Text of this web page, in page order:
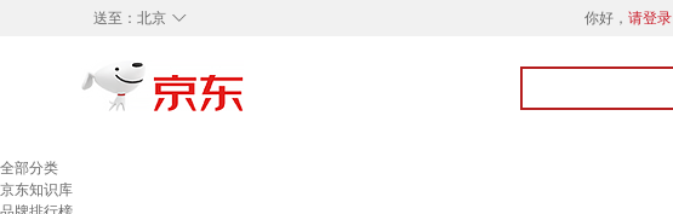
◇
送至： 北京 你好， 请登录
全部分类
京东知识库